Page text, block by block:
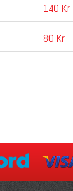
140 Kr
80 Kr